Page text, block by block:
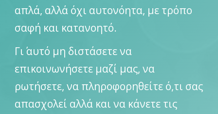
απλά, αλλά όχι αυτονόητα, με τρόπο
σαφή και κατανοητό.
Γι΄ αυτό μη διστάσετε να
επικοινωνήσετε μαζί μας, να
ρωτήσετε, να πληροφορηθείτε ό,τι σας
απασχολεί αλλά και να κάνετε τις